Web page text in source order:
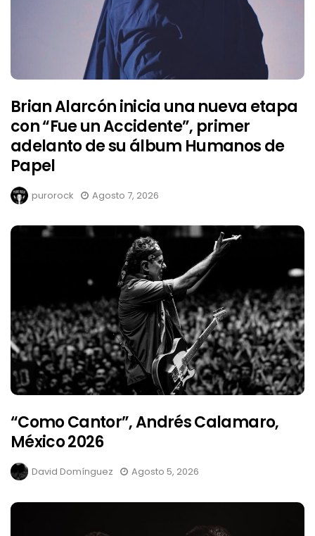
Brian Alarcón inicia una nueva etapa
con “Fue un Accidente”, primer
adelanto de su álbum Humanos de
Papel
purorock Agosto 7, 2026
“Como Cantor”, Andrés Calamaro,
México 2026
David Domínguez Agosto 5, 2026